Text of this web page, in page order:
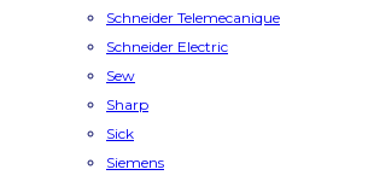
Schneider Telemecanique
Schneider Electric
Sew
Sharp
Sick
Siemens